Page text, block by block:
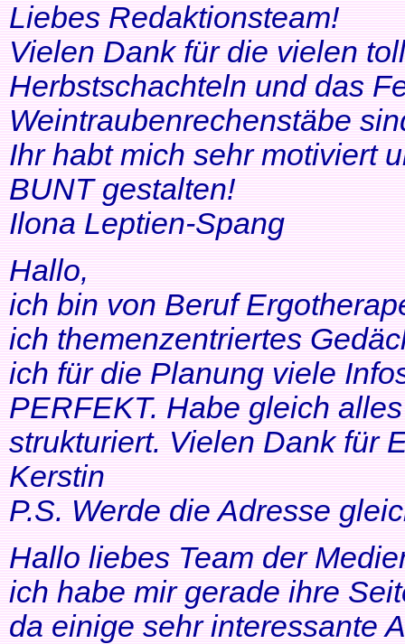
Liebes Redaktionsteam!
Vielen Dank für die vielen
Herbstschachteln und das
Weintraubenrechenstäbe
Ihr habt mich sehr motiviert
BUNT gestalten!
Ilona Leptien-Spang
Hallo,
ich bin von Beruf
ich themenzentriertes
ich für die Planung viele
PERFEKT. Habe gleich
strukturiert. Vielen Dank für
Kerstin
P.S. Werde die Adresse
Hallo liebes Team der
ich habe mir gerade ihre
da einige sehr interessante